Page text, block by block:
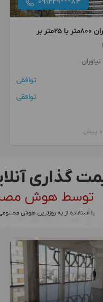
بر
توافقی
توافقی